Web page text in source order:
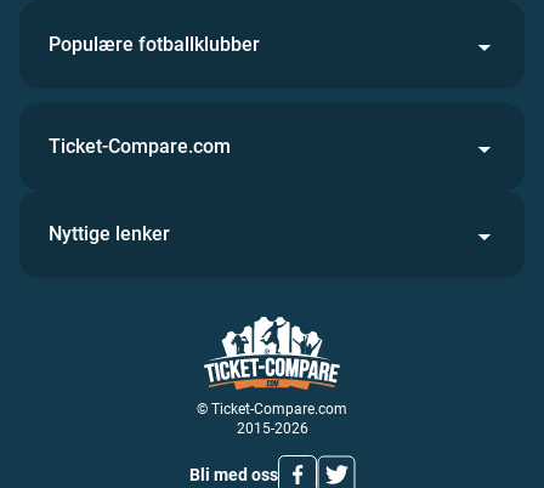
Populære fotballklubber
© Ticket-Compare.com
2015-2026
Bli med oss
Ticket-Compare.com
Nyttige lenker